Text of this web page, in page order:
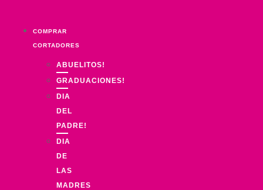
contenidoCOMPRAR
CORTADORES
ABUELITOS!
GRADUACIONES!
DIA
DEL
PADRE!
DIA
DE
LAS
MADRES